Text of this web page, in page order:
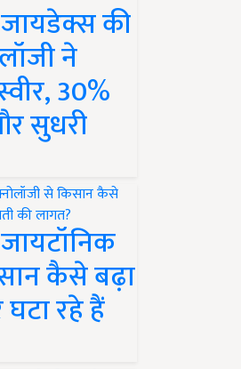
की
ने
30%
सुधरी
कैसे बढ़ा
रहे हैं